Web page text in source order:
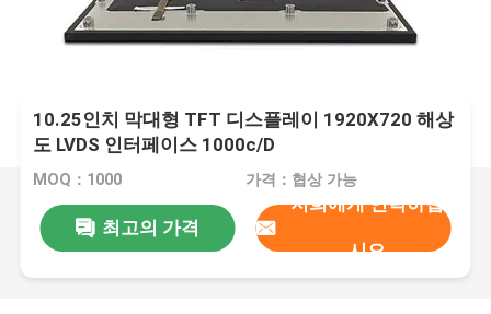
10.25인치 막대형 TFT 디스플레이 1920X720 해상
도 LVDS 인터페이스 1000c/D
MOQ：1000 가격：협상 가능
최고의 가격
저희에게 연락하십
시오